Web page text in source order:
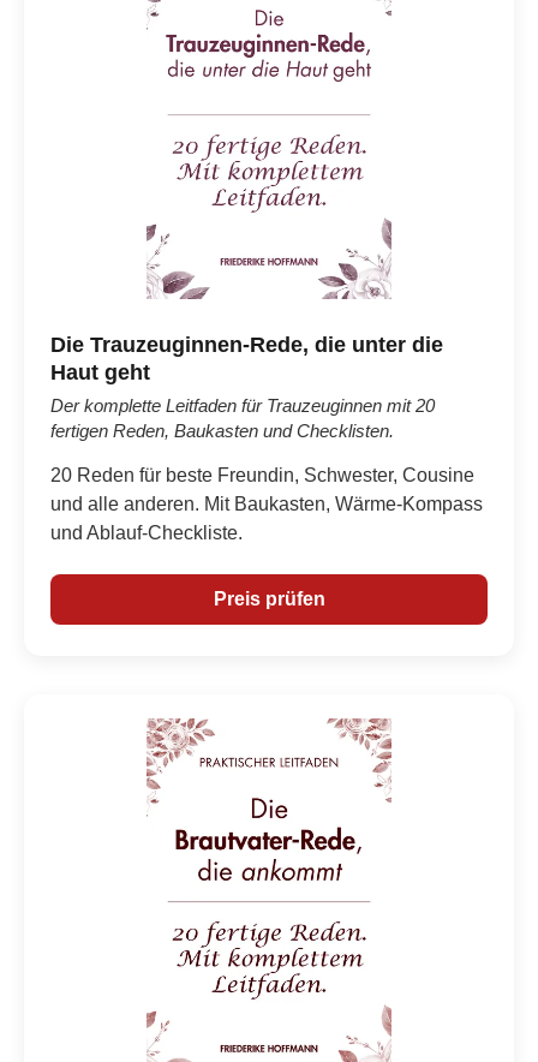
Die Trauzeuginnen-Rede, die unter die
Haut geht
Der komplette Leitfaden für Trauzeuginnen mit 20
fertigen Reden, Baukasten und Checklisten.
20 Reden für beste Freundin, Schwester, Cousine
und alle anderen. Mit Baukasten, Wärme-Kompass
und Ablauf-Checkliste.
Preis prüfen